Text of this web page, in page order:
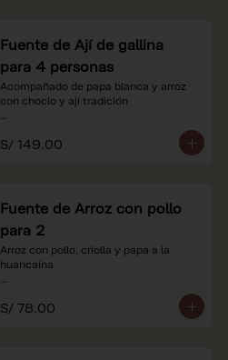
Fuente de Ají de gallina
para 4 personas
Acompañado de papa blanca y arroz
con choclo y ají tradición
*Nuestros precios están expresados en
soles e incluyen impuestos de ley y
S/ 149.00
Fuente de Arroz con pollo
para 2
Arroz con pollo, criolla y papa a la
huancaína
*Nuestros precios están expresados en
soles e incluyen impuestos de ley y
S/ 78.00